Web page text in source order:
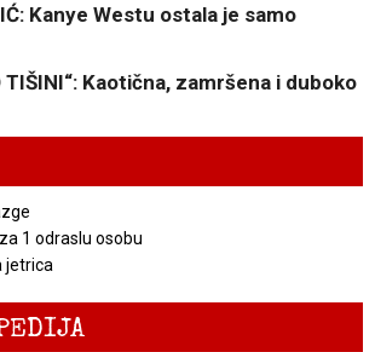
Kanye Westu ostala je samo
TIŠINI“: Kaotična, zamršena i duboko
1 odraslu osobu
jetrica